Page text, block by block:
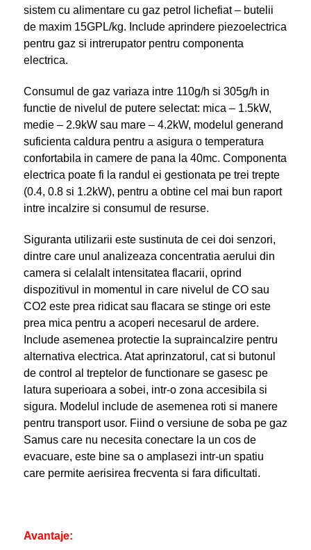
sistem cu alimentare cu gaz petrol lichefiat – butelii
de maxim 15GPL/kg. Include aprindere piezoelectrica
pentru gaz si intrerupator pentru componenta
electrica.
Consumul de gaz variaza intre 110g/h si 305g/h in
functie de nivelul de putere selectat: mica – 1.5kW,
medie – 2.9kW sau mare – 4.2kW, modelul generand
suficienta caldura pentru a asigura o temperatura
confortabila in camere de pana la 40mc. Componenta
electrica poate fi la randul ei gestionata pe trei trepte
(0.4, 0.8 si 1.2kW), pentru a obtine cel mai bun raport
intre incalzire si consumul de resurse.
Siguranta utilizarii este sustinuta de cei doi senzori,
dintre care unul analizeaza concentratia aerului din
camera si celalalt intensitatea flacarii, oprind
dispozitivul in momentul in care nivelul de CO sau
CO2 este prea ridicat sau flacara se stinge ori este
prea mica pentru a acoperi necesarul de ardere.
Include asemenea protectie la supraincalzire pentru
alternativa electrica. Atat aprinzatorul, cat si butonul
de control al treptelor de functionare se gasesc pe
latura superioara a sobei, intr-o zona accesibila si
sigura. Modelul include de asemenea roti si manere
pentru transport usor. Fiind o versiune de soba pe gaz
Samus care nu necesita conectare la un cos de
evacuare, este bine sa o amplasezi intr-un spatiu
care permite aerisirea frecventa si fara dificultati.
Avantaje: